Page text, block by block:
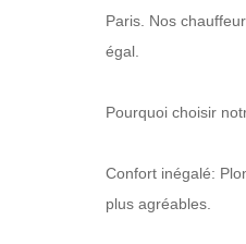
Paris. Nos
égal.
Pourquoi choisir
Confort inégalé:
plus agréables.